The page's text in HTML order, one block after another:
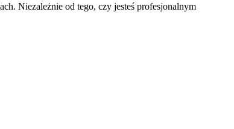
Niezależnie od tego, czy jesteś profesjonalnym